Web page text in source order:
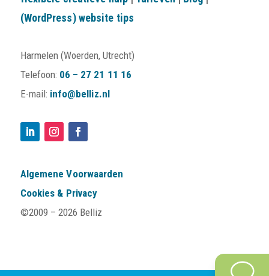
(WordPress) website tips
Harmelen (Woerden, Utrecht)
Telefoon: 06 – 27 21 11 16
E-mail: info@belliz.nl
Algemene Voorwaarden
Cookies & Privacy
©2009 – 2026 Belliz